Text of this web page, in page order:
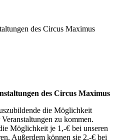
des Circus Maximus
des Circus Maximus
die Möglichkeit
zu kommen.
Möglichkeit je 1,-€ bei unseren
Außerdem können sie 2,-€ bei